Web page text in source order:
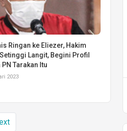
Ringan ke Eliezer, Hakim
Langit, Begini Profil
Tarakan Itu
2023